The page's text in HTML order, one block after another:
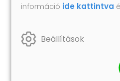
információ ide kattintva
Beállítások